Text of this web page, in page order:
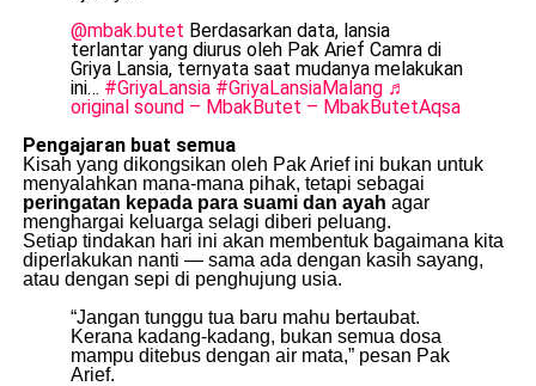
@mbak.butet Berdasarkan data, lansia
terlantar yang diurus oleh Pak Arief Camra di
Griya Lansia, ternyata saat mudanya melakukan
ini… #GriyaLansia #GriyaLansiaMalang ♬
original sound – MbakButet – MbakButetAqsa
Pengajaran buat semua
Kisah yang dikongsikan oleh Pak Arief ini bukan untuk
menyalahkan mana-mana pihak, tetapi sebagai
peringatan kepada para suami dan ayah agar
menghargai keluarga selagi diberi peluang.
Setiap tindakan hari ini akan membentuk bagaimana kita
diperlakukan nanti — sama ada dengan kasih sayang,
atau dengan sepi di penghujung usia.
“Jangan tunggu tua baru mahu bertaubat.
Kerana kadang-kadang, bukan semua dosa
mampu ditebus dengan air mata,” pesan Pak
Arief.